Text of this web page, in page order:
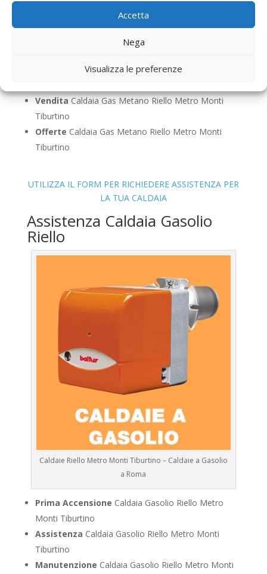
Accetta
Nega
Visualizza le preferenze
Caldaia Gas Metano Riello Metro
Caldaia Gas Metano Riello Metro Monti
VenditaCaldaia Gas Metano Riello Metro Monti
Tiburtino
Offerte Caldaia Gas Metano Riello Metro Monti
Tiburtino
UTILIZZA IL FORM PER RICHIEDERE ASSISTENZA PER
LA TUA CALDAIA
Assistenza Caldaia Gasolio
Riello
Caldaie Riello Metro Monti Tiburtino – Caldaie a Gasolio
a Roma
Prima Accensione Caldaia Gasolio Riello Metro
Monti Tiburtino
Assistenza Caldaia Gasolio Riello Metro Monti
Tiburtino
Manutenzione Caldaia Gasolio Riello Metro Monti